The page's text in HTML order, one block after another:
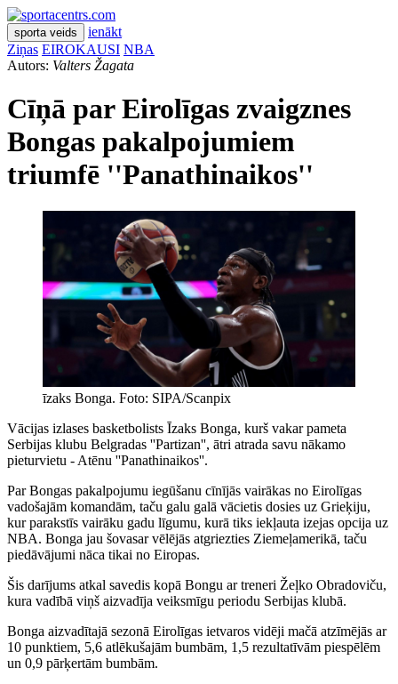
sporta veids
ienākt
Ziņas EIROKAUSI NBA
Autors: Valters Žagata
Cīņā par Eirolīgas zvaigznes
Bongas pakalpojumiem
triumfē ''Panathinaikos''
īzaks Bonga. Foto: SIPA/Scanpix
Vācijas izlases basketbolists Īzaks Bonga, kurš vakar pameta
Serbijas klubu Belgradas ''Partizan'', ātri atrada savu nākamo
pieturvietu - Atēnu ''Panathinaikos''.
Par Bongas pakalpojumu iegūšanu cīnījās vairākas no Eirolīgas
vadošajām komandām, taču galu galā vācietis dosies uz Grieķiju,
kur parakstīs vairāku gadu līgumu, kurā tiks iekļauta izejas opcija uz
NBA. Bonga jau šovasar vēlējās atgriezties Ziemeļamerikā, taču
piedāvājumi nāca tikai no Eiropas.
Šis darījums atkal savedis kopā Bongu ar treneri Žeļko Obradoviču,
kura vadībā viņš aizvadīja veiksmīgu periodu Serbijas klubā.
Bonga aizvadītajā sezonā Eirolīgas ietvaros vidēji mačā atzīmējās ar
10 punktiem, 5,6 atlēkušajām bumbām, 1,5 rezultatīvām piespēlēm
un 0,9 pārķertām bumbām.